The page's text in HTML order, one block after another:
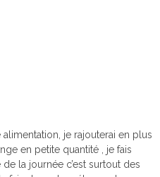
alimentation, je rajouterai en plus
en petite quantité , je fais
la journée c’est surtout des